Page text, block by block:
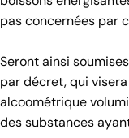
pas concernées par
Seront ainsi
par décret, qui
alcoométrique
des substances